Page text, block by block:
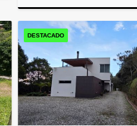
$500.000.000
DESTACADO